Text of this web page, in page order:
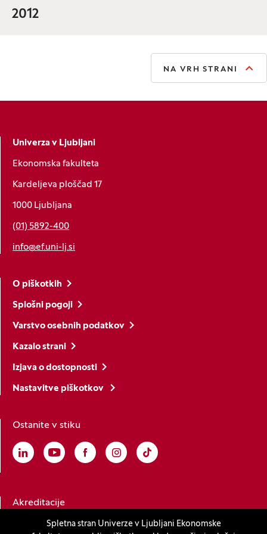
Spletna stran Univerze v Ljubljani Ekonomske
2012
NA VRH STRANI
Univerza v Ljubljani
Ekonomska fakulteta
Kardeljeva ploščad 17
1000 Ljubljana
(01) 5892-400
info@ef.uni-lj.si
O piškotkih
Splošni pogoji
Varstvo osebnih podatkov
Kazalo strani
Izjava o dostopnosti
Nastavitve piškotkov
Ostanite v stiku
Linkedin
(Odpre se v novem oknu)
Youtube
(Odpre se v novem oknu)
Facebook
(Odpre se v novem oknu)
Instagram
(Odpre se v novem oknu)
TikTok
(Odpre se v novem oknu)
Akreditacije